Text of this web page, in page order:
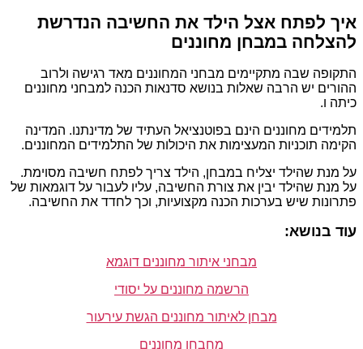
איך לפתח אצל הילד את החשיבה הנדרשת
להצלחה במבחן מחוננים
התקופה שבה מתקיימים מבחני המחוננים מאד רגישה ולרוב
ההורים יש הרבה שאלות בנושא סדנאות הכנה למבחני מחוננים
כיתה ו.
תלמידים מחוננים הינם בפוטנציאל העתיד של מדינתנו. המדינה
הקימה תוכניות המעצימות את היכולות של התלמידים המחוננים.
על מנת שהילד יצליח במבחן, הילד צריך לפתח חשיבה מסוימת.
על מנת שהילד יבין את צורת החשיבה, עליו לעבור על דוגמאות של
פתרונות שיש בערכות הכנה מקצועיות, וכך לחדד את החשיבה.
עוד בנושא:
מבחני איתור מחוננים דוגמא
הרשמה מחוננים על יסודי
מבחן לאיתור מחוננים הגשת עירעור
מחבחן מחוננים